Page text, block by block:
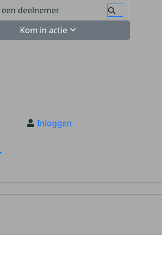
Kom in actie
Inloggen